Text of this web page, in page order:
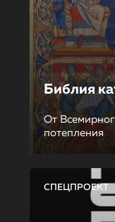
Библия
От
потепления
СПЕЦПРОЕКТ